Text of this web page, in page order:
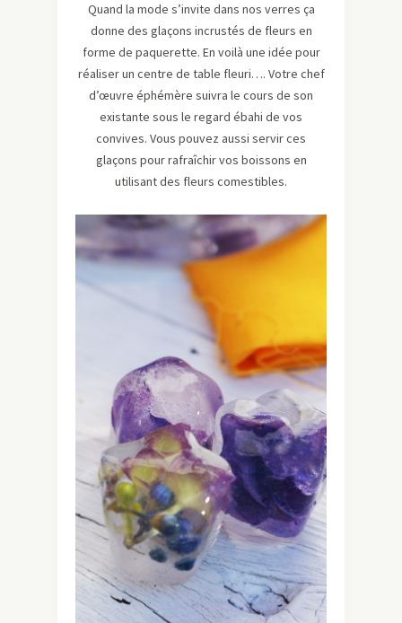
Quand la mode s’invite dans nos verres ça
donne des glaçons incrustés de fleurs en
forme de paquerette. En voilà une idée pour
réaliser un centre de table fleuri…. Votre chef
d’œuvre éphémère suivra le cours de son
existante sous le regard ébahi de vos
convives. Vous pouvez aussi servir ces
glaçons pour rafraîchir vos boissons en
utilisant des fleurs comestibles.